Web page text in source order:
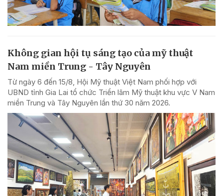
Không gian hội tụ sáng tạo của mỹ thuật
Nam miền Trung - Tây Nguyên
Từ ngày 6 đến 15/8, Hội Mỹ thuật Việt Nam phối hợp với
UBND tỉnh Gia Lai tổ chức Triển lãm Mỹ thuật khu vực V Nam
miền Trung và Tây Nguyên lần thứ 30 năm 2026.